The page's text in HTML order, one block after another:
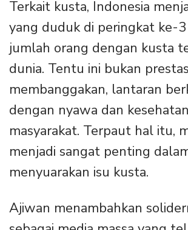
Terkait kusta, Indonesia
yang duduk di peringkat ke-
jumlah orang dengan kusta
dunia. Tentu ini bukan
membanggakan, lantaran
dengan nyawa dan kesehatan
masyarakat. Terpaut hal itu,
menjadi sangat penting
menyuarakan isu kusta.
Ajiwan menambahkan